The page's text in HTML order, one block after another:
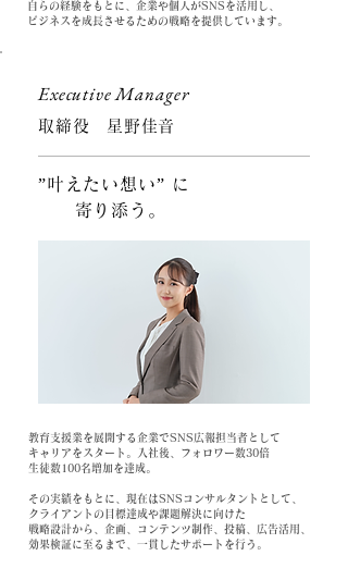
自らの経験をもとに、企業や個人がSNSを活用し、
ビジネスを成長させるための戦略を提供しています。
Executive Manager
取締役 星野佳音
”叶えたい想い” に
寄り添う。
教育支援業を展開する企業でSNS広報担当者として
キャリアをスタート。入社後、フォロワー数30倍
生徒数100名増加を達成。
その実績をもとに、現在はSNSコンサルタントとして、
クライアントの目標達成や課題解決に向けた
戦略設計から、企画、コンテンツ制作、投稿、広告活用、
効果検証に至るまで、一貫したサポートを行う。